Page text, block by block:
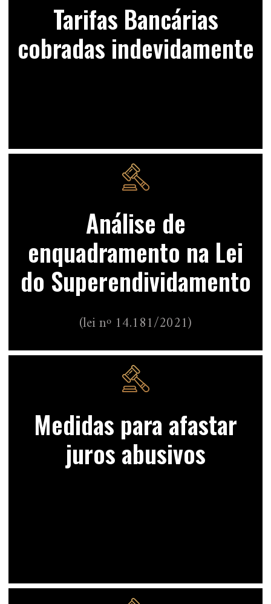
Tarifas Bancárias
cobradas indevidamente
Análise de
enquadramento na Lei
do Superendividamento
(lei nº 14.181/2021)
Medidas para afastar
juros abusivos